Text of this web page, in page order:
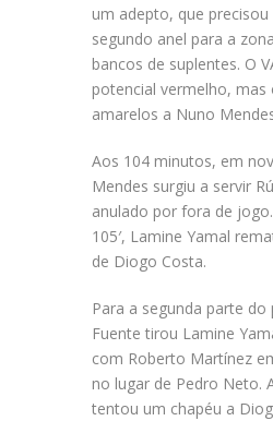
um adepto, que
segundo anel para a
bancos de suplentes. O
potencial vermelho,
amarelos a Nuno
Aos 104 minutos, em
Mendes surgiu a servir
anulado por fora de
105′, Lamine Yamal
de Diogo Costa.
Para a segunda parte
Fuente tirou Lamine
com Roberto Martínez
no lugar de Pedro Neto.
tentou um chapéu a